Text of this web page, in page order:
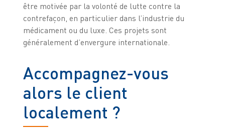
être motivée par la volonté de lutte contre la
contrefaçon, en particulier dans l’industrie du
médicament ou du luxe. Ces projets sont
généralement d’envergure internationale.
Accompagnez-vous
alors le client
localement ?